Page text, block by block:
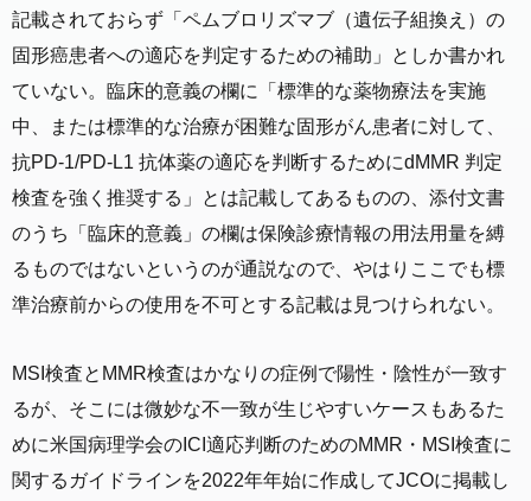
記載されておらず「ペムブロリズマブ（遺伝子組換え）の
固形癌患者への適応を判定するための補助」としか書かれ
ていない。臨床的意義の欄に「標準的な薬物療法を実施
中、または標準的な治療が困難な固形がん患者に対して、
抗PD-1/PD-L1 抗体薬の適応を判断するためにdMMR 判定
検査を強く推奨する」とは記載してあるものの、添付文書
のうち「臨床的意義」の欄は保険診療情報の用法用量を縛
るものではないというのが通説なので、やはりここでも標
準治療前からの使用を不可とする記載は見つけられない。
MSI検査とMMR検査はかなりの症例で陽性・陰性が一致す
るが、そこには微妙な不一致が生じやすいケースもあるた
めに米国病理学会のICI適応判断のためのMMR・MSI検査に
関するガイドラインを2022年年始に作成してJCOに掲載し